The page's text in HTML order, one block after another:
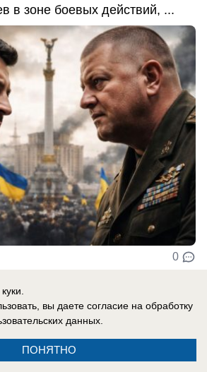
в зоне боевых действий, ...
0
вы даете согласие на обработку
данных.
ПОНЯТНО